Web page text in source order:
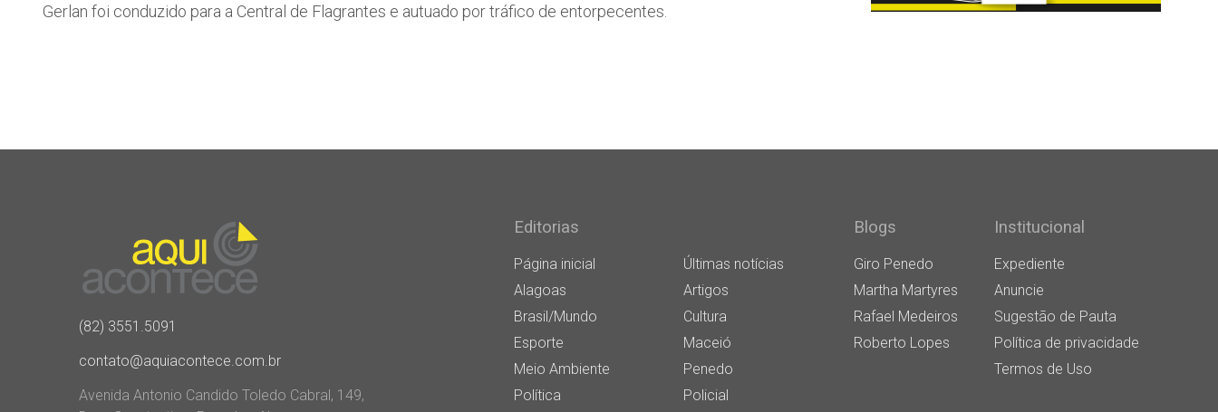
Gerlan foi conduzido para a Central de Flagrantes e autuado por tráfico de entorpecentes.
(82) 3551.5091
contato@aquiacontece.com.br
Avenida Antonio Candido Toledo Cabral, 149,
Editorias
Página inicial
Últimas notícias
Alagoas
Artigos
Brasil/Mundo
Cultura
Esporte
Maceió
Meio Ambiente
Penedo
Política
Policial
Blogs
Giro Penedo
Martha Martyres
Rafael Medeiros
Roberto Lopes
Institucional
Expediente
Anuncie
Sugestão de Pauta
Política de privacidade
Termos de Uso